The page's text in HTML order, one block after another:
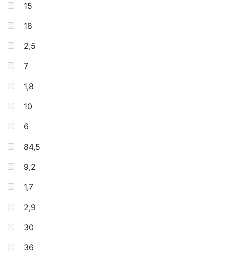
15
18
2,5
7
1,8
10
6
84,5
9,2
1,7
2,9
30
36